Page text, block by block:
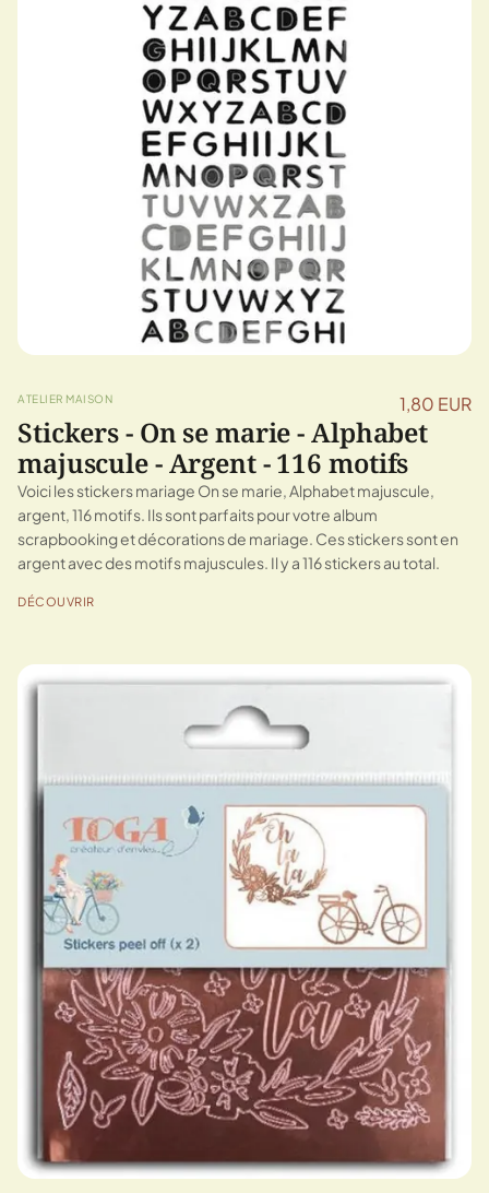
ATELIER MAISON 1,80 EUR
Stickers - On se marie - Alphabet
majuscule - Argent - 116 motifs
Voici les stickers mariage On se marie, Alphabet majuscule,
argent, 116 motifs. Ils sont parfaits pour votre album
scrapbooking et décorations de mariage. Ces stickers sont en
argent avec des motifs majuscules. Il y a 116 stickers au total.
DÉCOUVRIR